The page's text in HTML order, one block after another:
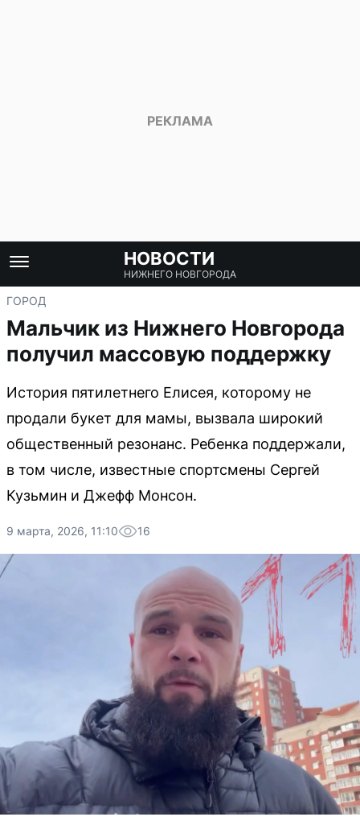
НОВОСТИ
НИЖНЕГО НОВГОРОДА
ГОРОД
Мальчик из Нижнего Новгорода
получил массовую поддержку
История пятилетнего Елисея, которому не
продали букет для мамы, вызвала широкий
общественный резонанс. Ребенка поддержали,
в том числе, известные спортсмены Сергей
Кузьмин и Джефф Монсон.
9 марта, 2026, 11:10 16